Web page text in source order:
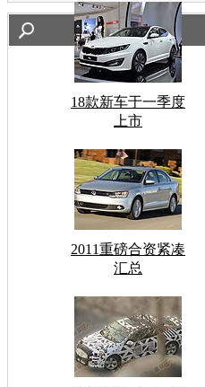
18款新车于一季度
上市
2011重磅合资紧凑
汇总